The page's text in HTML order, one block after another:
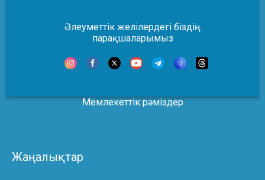
Әлеуметтік желілердегі біздің
парақшаларымыз
Мемлекеттік рәміздер
Жаңалықтар